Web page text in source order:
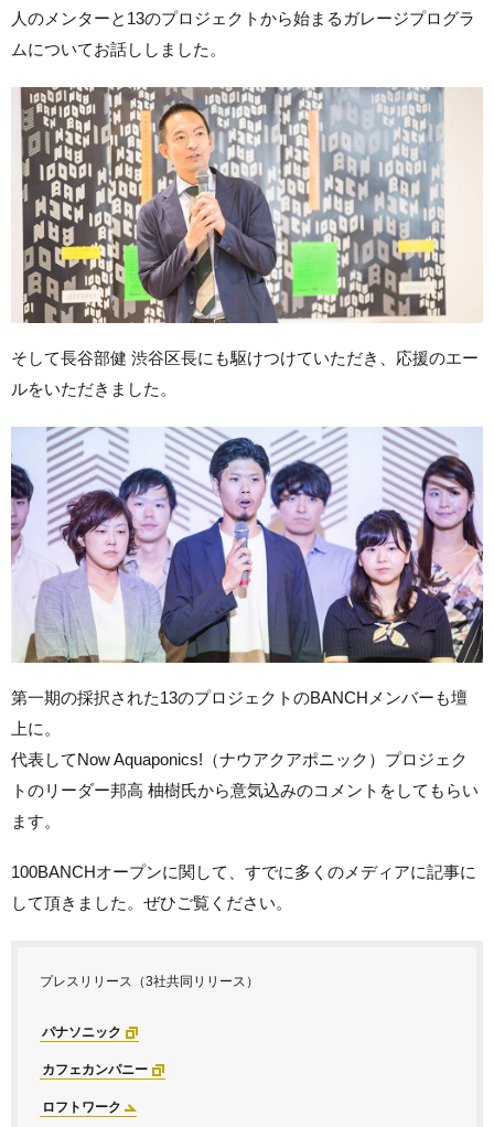
人のメンターと13のプロジェクトから始まるガレージプログラ
ムについてお話ししました。
そして長谷部健 渋谷区長にも駆けつけていただき、応援のエー
ルをいただきました。
第一期の採択された13のプロジェクトのBANCHメンバーも壇
上に。
代表してNow Aquaponics!（ナウアクアポニック）プロジェク
トのリーダー邦高 柚樹氏から意気込みのコメントをしてもらい
ます。
100BANCHオープンに関して、すでに多くのメディアに記事に
して頂きました。ぜひご覧ください。
プレスリリース（3社共同リリース）
パナソニック
カフェカンパニー
ロフトワーク